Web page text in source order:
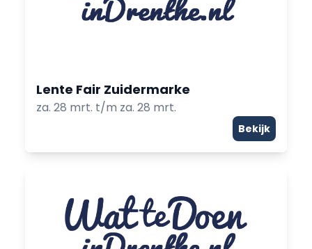
Lente Fair Zuidermarke
za. 28 mrt. t/m za. 28 mrt.
Bekijk